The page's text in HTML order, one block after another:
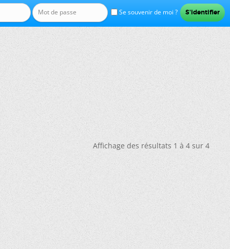
Se souvenir de moi ?
Affichage des résultats 1 à 4 sur 4